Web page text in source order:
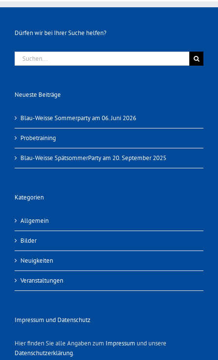
Dürfen wir bei Ihrer Suche helfen?
Suche
nach:
Neueste Beiträge
Blau-Weisse Sommerparty am 06. Juni 2026
Probetraining
Blau-Weisse SpätsommerParty am 20. September 2025
Kategorien
Allgemein
Bilder
Neuigkeiten
Veranstaltungen
Impressum und Datenschutz
Hier finden Sie alle Angaben zum Impressum und unsere
Datenschutzerklärung.